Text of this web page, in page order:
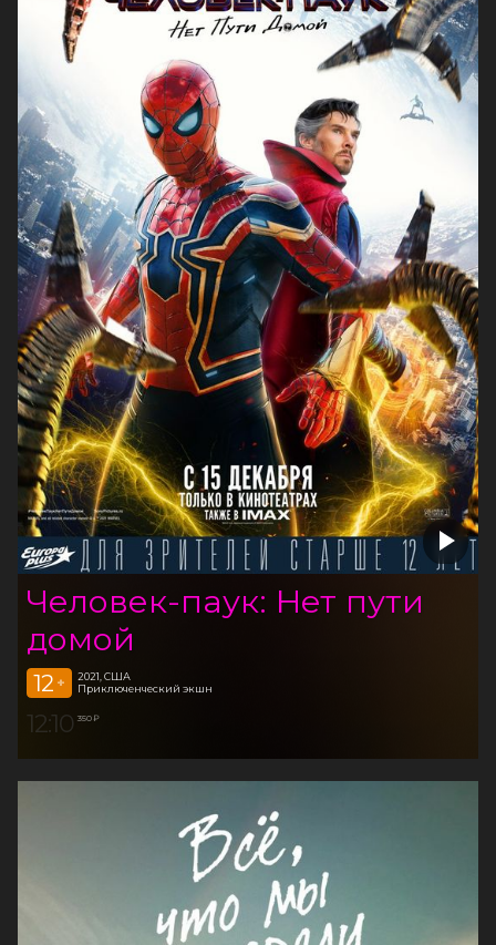
Человек-паук: Нет пути
домой
12 +
2021, США
Приключенческий экшн
12:10 350 ₽